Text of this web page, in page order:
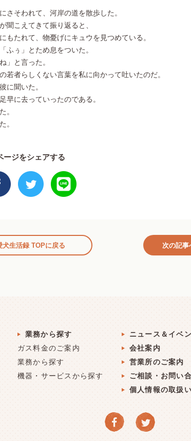
さそわれて、河岸の道を散歩した。
聞こえてきて振り返ると、
たれて、物憂げにキュウを見つめている。
ふぅ」とため息をついた。
」と言った。
若者らしくない言葉を私に向かって吐いたのだ。
に聞いた。
早に去っていったのである。
。
。
ージをシェアする
次の記事
犬生活録 TOPに戻る
業務から探す
ガス料金のご案内
業務から探す
機器・サービスから探す
ニュース＆イベ
会社案内
営業所のご案内
ご相談・お問い
個人情報の取扱